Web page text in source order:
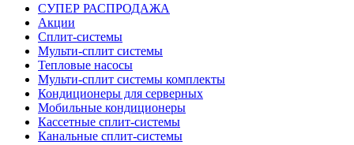
СУПЕР РАСПРОДАЖА
Акции
Сплит-системы
Мульти-сплит системы
Тепловые насосы
Мульти-сплит системы комплекты
Кондиционеры для серверных
Мобильные кондиционеры
Кассетные сплит-системы
Канальные сплит-системы